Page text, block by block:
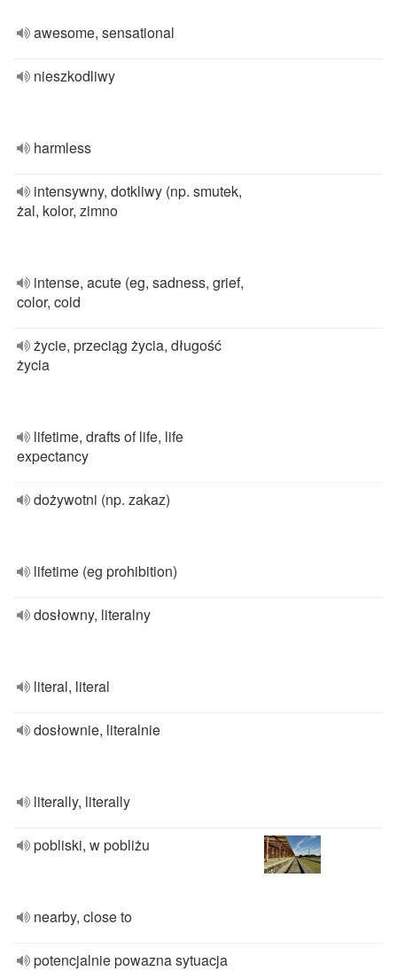
awesome, sensational
nieszkodliwy
harmless
intensywny, dotkliwy (np. smutek,
żal, kolor, zimno
intense, acute (eg, sadness, grief,
color, cold
życie, przeciąg życia, długość
życia
lifetime, drafts of life, life
expectancy
dożywotni (np. zakaz)
lifetime (eg prohibition)
dosłowny, literalny
literal, literal
dosłownie, literalnie
literally, literally
pobliski, w pobliżu
nearby, close to
potencjalnie powazna sytuacja